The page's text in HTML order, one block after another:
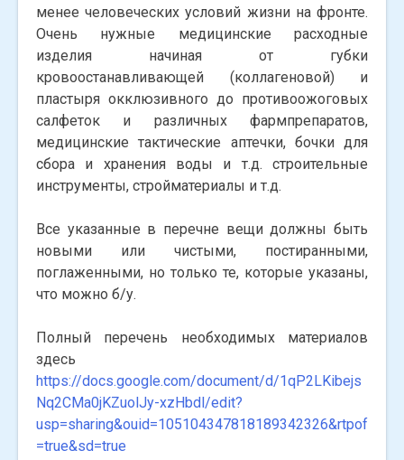
менее человеческих условий жизни на фронте.
Очень нужные медицинские расходные
изделия начиная от губки
кровоостанавливающей (коллагеновой) и
пластыря окклюзивного до противоожоговых
салфеток и различных фармпрепаратов,
медицинские тактические аптечки, бочки для
сбора и хранения воды и т.д. строительные
инструменты, стройматериалы и т.д.
Все указанные в перечне вещи должны быть
новыми или чистыми, постиранными,
поглаженными, но только те, которые указаны,
что можно б/у.
Полный перечень необходимых материалов
здесь
https://docs.google.com/document/d/1qP2LKibejs
Nq2CMa0jKZuolJy-xzHbdl/edit?
usp=sharing&ouid=105104347818189342326&rtpof
=true&sd=true